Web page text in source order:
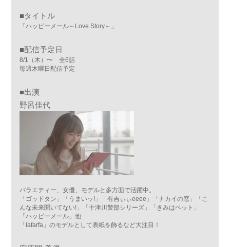
■タイトル
「ハッピーメール～Love Story～」
■配信予定日
8/1（木）〜 全6話
毎週木曜日配信予定
■出演
野呂佳代
バラエティー、女優、モデルと多方面で活躍中。
「ゴッドタン」「うまいッ!」「有吉ぃぃeeee」「ナカイの窓」「こ
んな未来聞いてない!」「十津川警部シリーズ」「きみはペット」
「ハッピーメール」他
「lafarfa」のモデルとして表紙を飾るなど大注目！